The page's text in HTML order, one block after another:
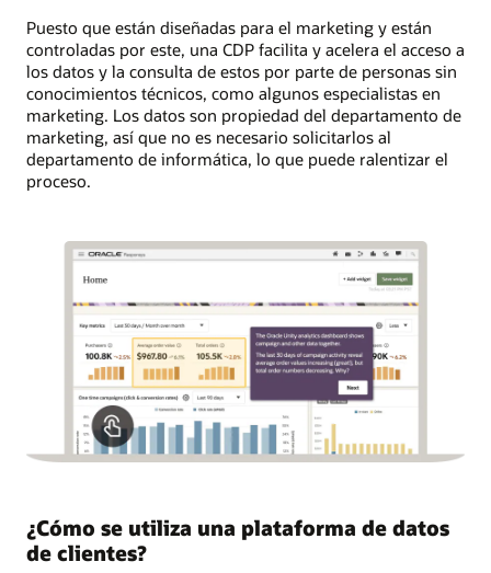
Puesto que están diseñadas para el marketing y están
controladas por este, una CDP facilita y acelera el acceso a
los datos y la consulta de estos por parte de personas sin
conocimientos técnicos, como algunos especialistas en
marketing. Los datos son propiedad del departamento de
marketing, así que no es necesario solicitarlos al
departamento de informática, lo que puede ralentizar el
proceso.
¿Cómo se utiliza una plataforma de datos
de clientes?